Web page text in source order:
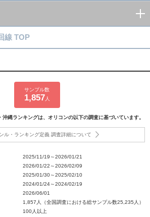
線 TOP
サンプル数
1,857 人
縄ランキングは、オリコンの以下の調査に基づいています。
ル・ランキング定義 調査詳細について
2025/11/19～2026/01/21
2026/01/22～2026/02/09
2025/01/30～2025/02/10
2024/01/24～2024/02/19
2026/06/01
1,857人（全国調査における総サンプル数25,235人）
100人以上